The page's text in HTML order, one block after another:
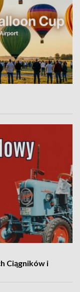
Ciągników i